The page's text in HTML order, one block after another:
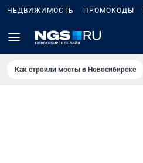
НЕДВИЖИМОСТЬ ПРОМОКОДЫ
Как строили мосты в Новосибирске